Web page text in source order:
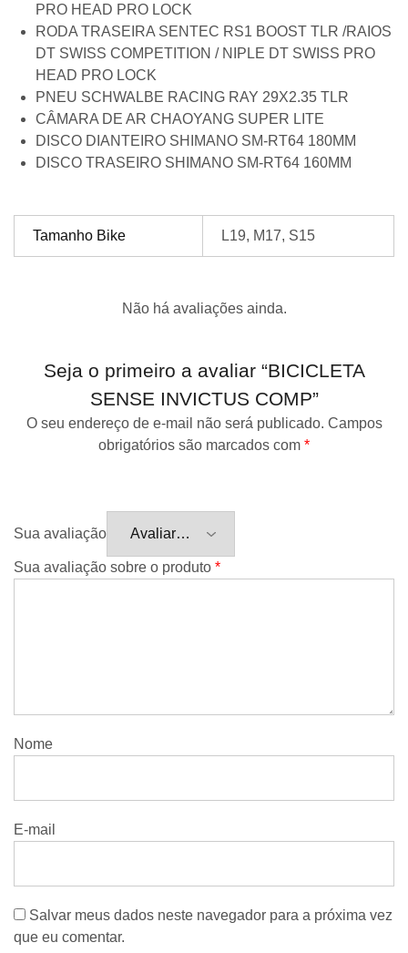
PRO HEAD PRO LOCK
RODA TRASEIRA SENTEC RS1 BOOST TLR /RAIOS
DT SWISS COMPETITION / NIPLE DT SWISS PRO
HEAD PRO LOCK
PNEU SCHWALBE RACING RAY 29X2.35 TLR
CÂMARA DE AR CHAOYANG SUPER LITE
DISCO DIANTEIRO SHIMANO SM-RT64 180MM
DISCO TRASEIRO SHIMANO SM-RT64 160MM
Tamanho Bike L19, M17, S15
Não há avaliações ainda.
Seja o primeiro a avaliar “BICICLETA
SENSE INVICTUS COMP”
O seu endereço de e-mail não será publicado. Campos
obrigatórios são marcados com *
Sua avaliação
Sua avaliação sobre o produto *
Nome
E-mail
Salvar meus dados neste navegador para a próxima vez
que eu comentar.